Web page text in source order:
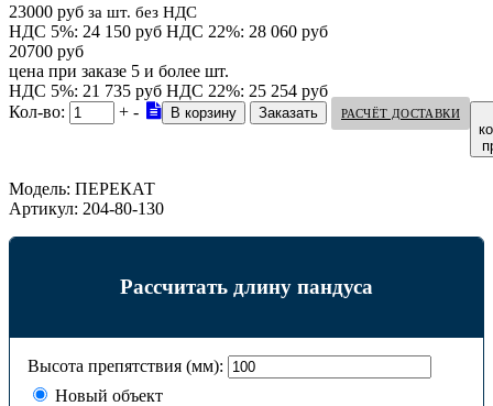
23000 руб за шт. без НДС
НДС 5%: 24 150 руб НДС 22%: 28 060 руб
20700 руб
цена при заказе 5 и более шт.
НДС 5%: 21 735 руб НДС 22%: 25 254 руб
Кол-во:
+ - РАСЧЁТ ДОСТАВКИ
Модель: ПЕРЕКАТ
Артикул: 204-80-130
Рассчитать длину пандуса
Высота препятствия (мм):
Новый объект